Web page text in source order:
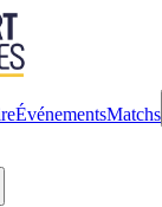
ÉvénementsMatchs